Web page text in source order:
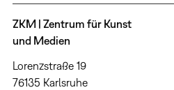
ZKM | Zentrum für Kunst
und Medien
Lorenzstraße 19
76135 Karlsruhe